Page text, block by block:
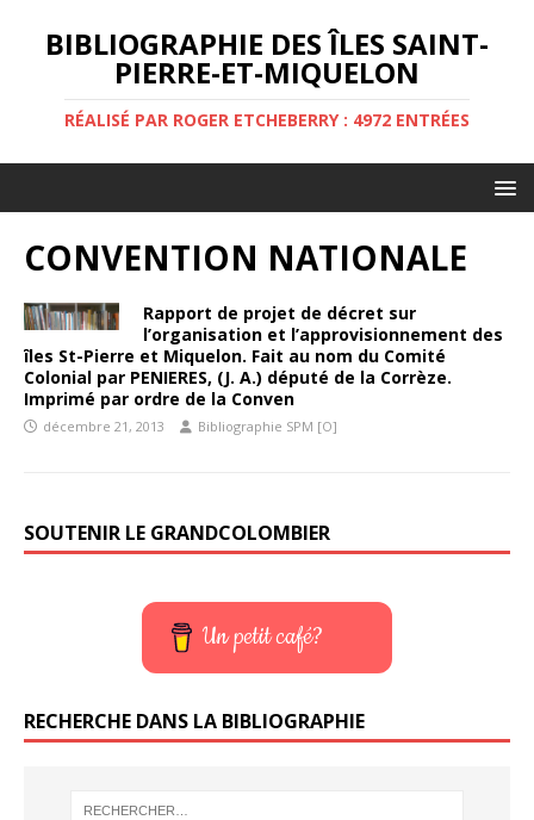
BIBLIOGRAPHIE DES ÎLES SAINT-
PIERRE-ET-MIQUELON
RÉALISÉ PAR ROGER ETCHEBERRY : 4972 ENTRÉES
CONVENTION NATIONALE
Rapport de projet de décret sur
l’organisation et l’approvisionnement des
îles St-Pierre et Miquelon. Fait au nom du Comité
Colonial par PENIERES, (J. A.) député de la Corrèze.
Imprimé par ordre de la Conven
décembre 21, 2013 Bibliographie SPM [O]
SOUTENIR LE GRANDCOLOMBIER
Un petit café?
RECHERCHE DANS LA BIBLIOGRAPHIE